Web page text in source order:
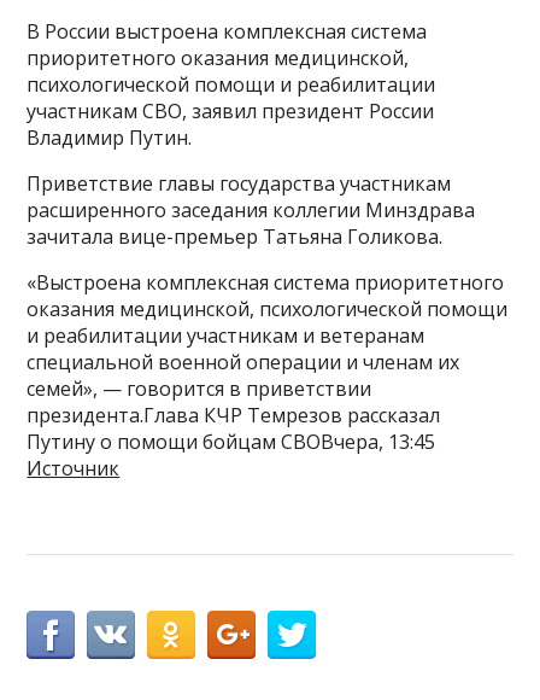
В России выстроена комплексная система
приоритетного оказания медицинской,
психологической помощи и реабилитации
участникам СВО, заявил президент России
Владимир Путин.
Приветствие главы государства участникам
расширенного заседания коллегии Минздрава
зачитала вице-премьер Татьяна Голикова.
«Выстроена комплексная система приоритетного
оказания медицинской, психологической помощи
и реабилитации участникам и ветеранам
специальной военной операции и членам их
семей», — говорится в приветствии
президента.Глава КЧР Темрезов рассказал
Путину о помощи бойцам СВОВчера, 13:45
Источник